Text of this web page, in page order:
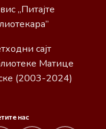
„Питајте
сајт
Матице
(2003-2024)
нас